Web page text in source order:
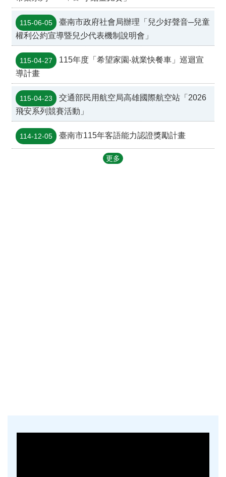
115-06-05
臺南市政府社會局辦理「兒少好聲音─兒童
權利公約宣導暨兒少代表機制說明會」
115-04-27
115年度「希望家園‧就業快餐車」巡迴宣
導計畫
115-04-23
交通部民用航空局高雄國際航空站「2026
飛安系列競賽活動」
114-12-05 臺南市115年客語能力認證獎勵計畫
更多